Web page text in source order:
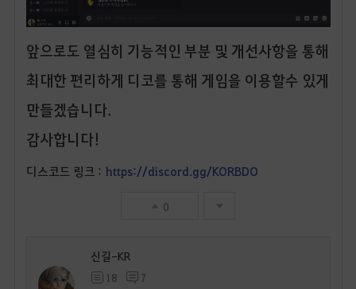
앞으로도 열심히 기능적인 부분 및 개선사항을 통해
최대한 편리하게 디코를 통해 게임을 이용할수 있게
만들겠습니다.
감사합니다!
디스코드 링크 : https://discord.gg/KORBDO
0
신길-KR
18 7